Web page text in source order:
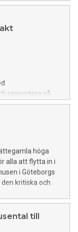
etableras för
att
rapportera så
till forskning
omkring oss.
höga
alla att flytta in i
i Göteborgs
kritiska och
till